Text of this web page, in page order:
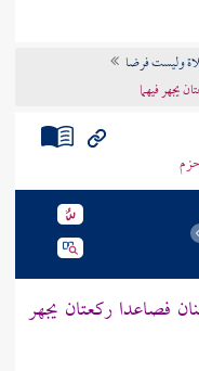
وليست فرضا
يجهر فيهما
فصاعدا ركعتان يجهر